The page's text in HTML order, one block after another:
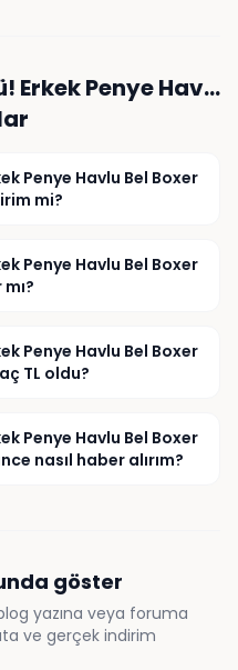
Erkek Penye Hav…
Penye Havlu Bel Boxer
mi?
Penye Havlu Bel Boxer
Penye Havlu Bel Boxer
TL oldu?
Penye Havlu Bel Boxer
nasıl haber alırım?
göster
yazına veya foruma
ve gerçek indirim